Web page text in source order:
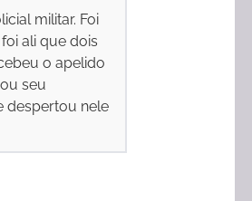
militar. Foi
ali que dois
o apelido
seu
despertou nele